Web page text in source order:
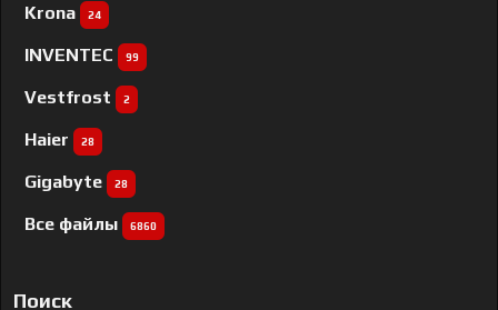
Krona 24
INVENTEC 99
Vestfrost 2
Haier 28
Gigabyte 28
Все файлы 6860
Поиск